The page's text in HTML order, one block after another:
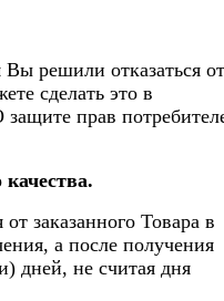
решили отказаться от
сделать это в
прав
заказанного Товара в
а после получения
дней, не считая дня